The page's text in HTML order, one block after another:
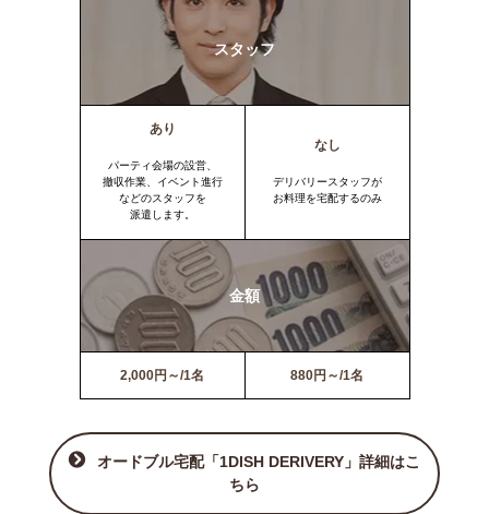
スタッフ
あり
パーティ会場の設営、
撤収作業、イベント進行
などのスタッフを
派遣します。
なし
デリバリースタッフが
お料理を宅配するのみ
金額
2,000円～/1名 880円～/1名
オードブル宅配「1DISH DERIVERY」詳細はこ
ちら